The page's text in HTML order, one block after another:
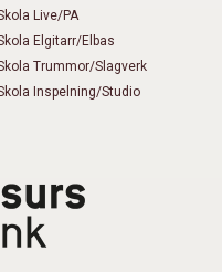
Live/PA
Elgitarr/Elbas
Trummor/Slagverk
Inspelning/Studio